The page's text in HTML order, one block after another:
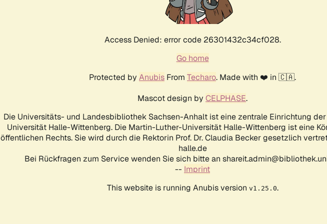
Access Denied: error code 26301432c34cf028.
Go home
Protected by Anubis From Techaro. Made with ❤️ in 🇨🇦.
Mascot design by CELPHASE.
Die Universitäts- und Landesbibliothek Sachsen-Anhalt ist eine zentrale Einrichtung
Universität Halle-Wittenberg. Die Martin-Luther-Universität Halle-Wittenberg ist eine
öffentlichen Rechts. Sie wird durch die Rektorin Prof. Dr. Claudia Becker gesetzlich
halle.de
Bei Rückfragen zum Service wenden Sie sich bitte an
-- Imprint
This website is running Anubis version v1.25.0.